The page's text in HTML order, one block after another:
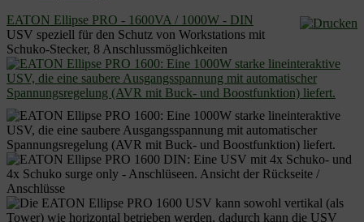
EATON Ellipse PRO - 1600VA / 1000W - DIN
USV speziell für den Schutz von Workstations mit
Schuko-Stecker, 8 Anschlussmöglichkeiten